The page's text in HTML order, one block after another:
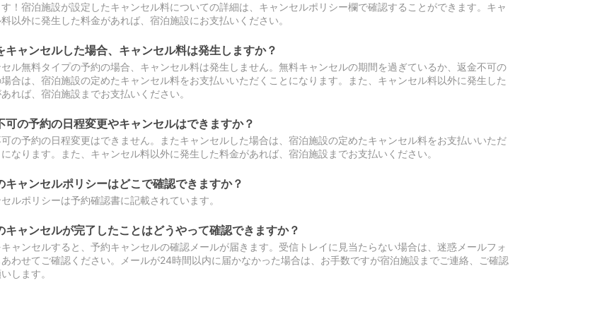
！宿泊施設が設定したキャンセル料についての詳細は、キャンセルポリシー欄で確認することができます。キャ
以外に発生した料金があれば、宿泊施設にお支払いください。
キャンセルした場合、キャンセル料は発生しますか？
ル無料タイプの予約の場合、キャンセル料は発生しません。無料キャンセルの期間を過ぎているか、返金不可の
合は、宿泊施設の定めたキャンセル料をお支払いいただくことになります。また、キャンセル料以外に発生した
れば、宿泊施設までお支払いください。
可の予約の日程変更やキャンセルはできますか？
の予約の日程変更はできません。またキャンセルした場合は、宿泊施設の定めたキャンセル料をお支払いいただ
になります。また、キャンセル料以外に発生した料金があれば、宿泊施設までお支払いください。
キャンセルポリシーはどこで確認できますか？
ルポリシーは予約確認書に記載されています。
キャンセルが完了したことはどうやって確認できますか？
ャンセルすると、予約キャンセルの確認メールが届きます。受信トレイに見当たらない場合は、迷惑メールフォ
あわせてご確認ください。メールが24時間以内に届かなかった場合は、お手数ですが宿泊施設までご連絡、ご確認
します。